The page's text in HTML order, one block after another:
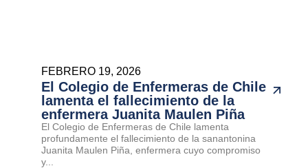
FEBRERO 19, 2026
El Colegio de Enfermeras de Chile
lamenta el fallecimiento de la
enfermera Juanita Maulen Piña
El Colegio de Enfermeras de Chile lamenta
profundamente el fallecimiento de la sanantonina
Juanita Maulen Piña, enfermera cuyo compromiso
y...